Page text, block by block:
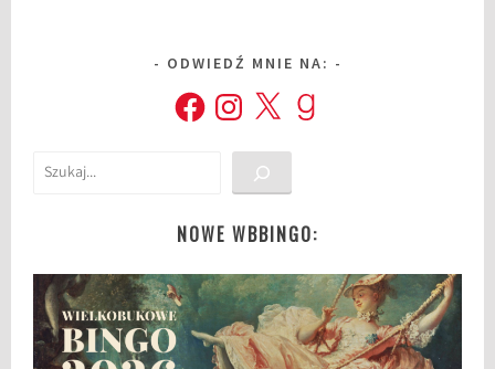
ODWIEDŹ MNIE NA:
FacebookInstagram
X Goodreads
Szukaj
NOWE WBBINGO: